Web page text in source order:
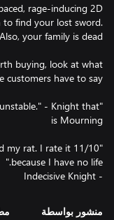
rage-inducing 2D
to find your lost sword.
buying, look at what
- Knight that
my rat. I rate it 11/10
- Indecisive Knight
منشور بواسطة